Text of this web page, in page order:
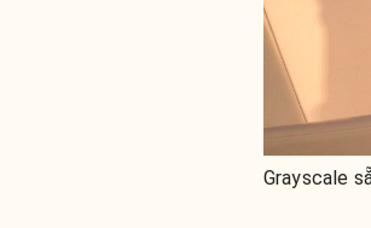
Grayscale